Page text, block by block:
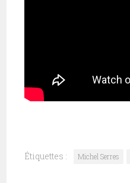
Étiquettes : Michel Serres